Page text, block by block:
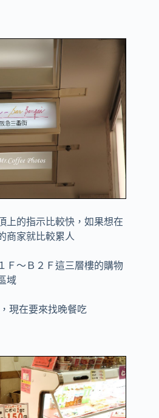
上的指示比較快，如果想在
商家就比較累人
Ｆ～Ｂ２Ｆ這三層樓的購物
域
，現在要來找晚餐吃